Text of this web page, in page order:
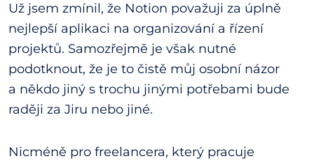
Už jsem zmínil, že Notion považuji za úplně
nejlepší aplikaci na organizování a řízení
projektů. Samozřejmě je však nutné
podotknout, že je to čistě můj osobní názor
a někdo jiný s trochu jinými potřebami bude
raději za Jiru nebo jiné.
Nicméně pro freelancera, který pracuje